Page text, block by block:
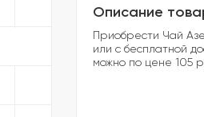
Описание
Приобрести Чай
или с бесплатной
можно по цене 105